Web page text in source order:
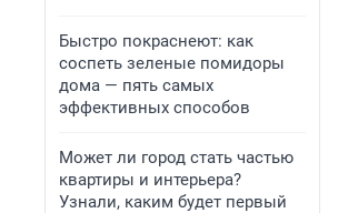
Быстро покраснеют: как
соспеть зеленые помидоры
дома — пять самых
эффективных способов
Может ли город стать частью
квартиры и интерьера?
Узнали, каким будет первый